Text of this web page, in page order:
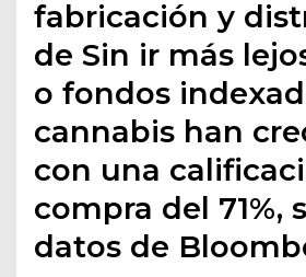
fabricación y
de Sin ir más
o fondos
cannabis han
con una
compra del 71%,
datos de